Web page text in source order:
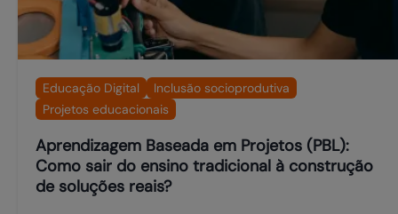
Educação Digital
Inclusão socioprodutiva
Projetos educacionais
Aprendizagem Baseada em Projetos (PBL):
Como sair do ensino tradicional à construção
de soluções reais?